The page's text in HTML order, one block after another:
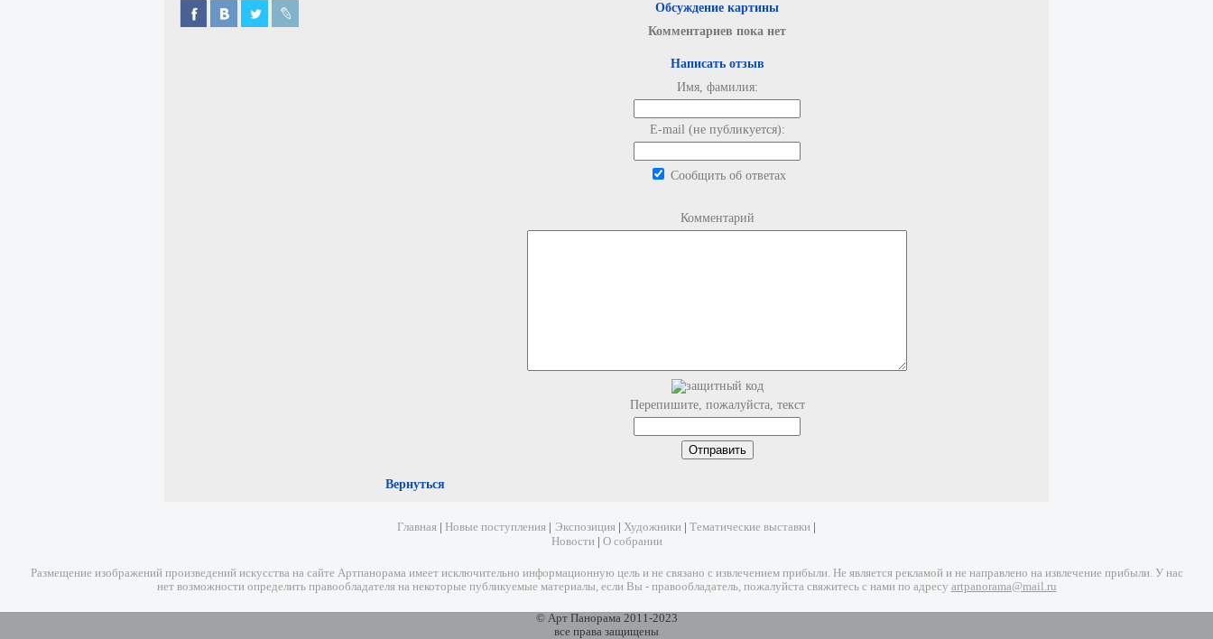
Обсуждение картины
Комментариев пока нет
Написать отзыв
Имя, фамилия:
E-mail (не публикуется):
Сообщить об ответах
Комментарий
Перепишите, пожалуйста, текст
Вернуться
Главная Новые поступления Экспозиция Художники Тематические выставки
Новости| О собрании
Размещение изображений произведений искусства на сайте Артпанорама имеет исключительно информационную цель и не связано с извлечением прибыли. Не является рекламой и не направлено на извлечение прибыли. У нас
нет возможности определить правообладателя на некоторые публикуемые материалы, если Вы - правообладатель, пожалуйста свяжитесь с нами по адресу artpanorama@mail.ru
© Арт Панорама 2011-2023
все права защищены